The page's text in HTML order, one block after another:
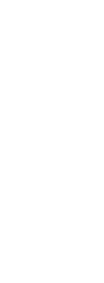
を行うためには、
が必要です。幸い
や道具が一般人でも
査グッズを上手く
ん。そして、より
べた事前情報がある
の浮気調査はリス
くなりますし、夫
もプライバシーの